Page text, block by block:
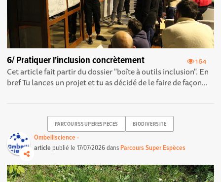
164
6/ Pratiquer l'inclusion concrètement
Cet article fait partir du dossier "boîte à outils inclusion". En
bref Tu lances un projet et tu as décidé de le faire de façon...
PARCOURSSUPERESPECES BIODIVERSITE
Ombelliscience -
article publié le17/07/2026dans Parcours Super Espèces